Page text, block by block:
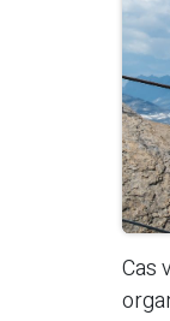
Cas